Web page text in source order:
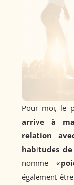
Pour moi, le
arrive à
relation
habitudes
nomme «
également